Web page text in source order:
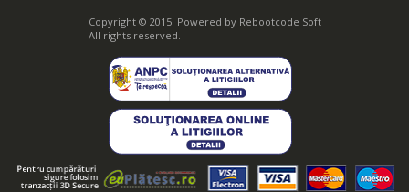
Copyright © 2015. Powered by Rebootcode Soft
All rights reserved.